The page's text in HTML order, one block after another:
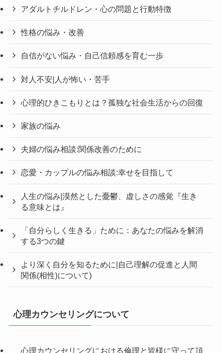
アダルトチルドレン・心の問題と行動特徴
性格の悩み・改善
自信がない悩み・自己信頼感を育む一歩
対人不安|人が怖い・苦手
心理的ひきこもりとは？孤独な社会生活からの回復
家族の悩み
夫婦の悩み相談:関係改善のために
恋愛・カップルの悩み相談:幸せを目指して
人生の悩み|漠然とした憂鬱、虚しさの感覚『生き
る意味とは』
「自分らしく生きる」ために：あなたの悩みを解消
する3つの鍵
より深く自分を知るために|自己理解の促進と人間
関係(相性)について)
心理カウンセリングについて
心理カウンセリングにおける倫理と皆様に守って頂